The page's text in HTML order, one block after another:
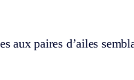
aux paires d’ailes